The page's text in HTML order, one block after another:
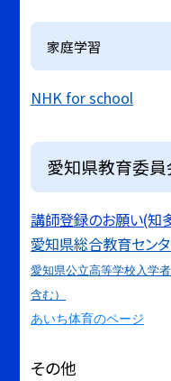
家庭学習
NHK for school
愛知県教育委員
講師登録のお願い(知
愛知県総合教育セン
愛知県公立高等学校入学
含む）
あいち体育のページ
その他